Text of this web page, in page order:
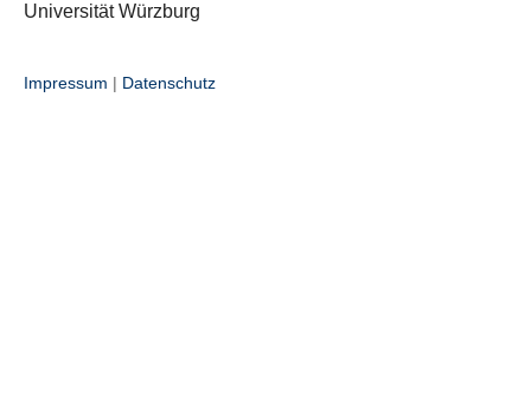
Universität Würzburg
Impressum | Datenschutz